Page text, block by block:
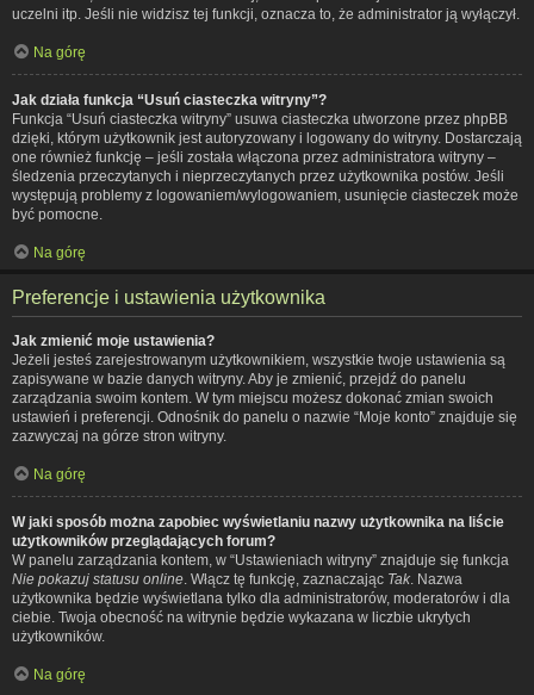
uczelni itp. Jeśli nie widzisz tej funkcji, oznacza to, że administrator ją wyłączył.
Na górę
Jak działa funkcja “Usuń ciasteczka witryny”?
Funkcja “Usuń ciasteczka witryny” usuwa ciasteczka utworzone przez phpBB
dzięki, którym użytkownik jest autoryzowany i logowany do witryny. Dostarczają
one również funkcję – jeśli została włączona przez administratora witryny –
śledzenia przeczytanych i nieprzeczytanych przez użytkownika postów. Jeśli
występują problemy z logowaniem/wylogowaniem, usunięcie ciasteczek może
być pomocne.
Na górę
Preferencje i ustawienia użytkownika
Jak zmienić moje ustawienia?
Jeżeli jesteś zarejestrowanym użytkownikiem, wszystkie twoje ustawienia są
zapisywane w bazie danych witryny. Aby je zmienić, przejdź do panelu
zarządzania swoim kontem. W tym miejscu możesz dokonać zmian swoich
ustawień i preferencji. Odnośnik do panelu o nazwie “Moje konto” znajduje się
zazwyczaj na górze stron witryny.
Na górę
W jaki sposób można zapobiec wyświetlaniu nazwy użytkownika na liście
użytkowników przeglądających forum?
W panelu zarządzania kontem, w “Ustawieniach witryny” znajduje się funkcja
Nie pokazuj statusu online . Włącz tę funkcję, zaznaczając Tak . Nazwa
użytkownika będzie wyświetlana tylko dla administratorów, moderatorów i dla
ciebie. Twoja obecność na witrynie będzie wykazana w liczbie ukrytych
użytkowników.
Na górę